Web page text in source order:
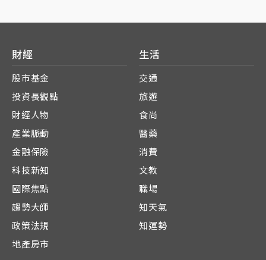
財經
股市基金
投資長觀點
財經人物
產業脈動
金融保險
科技新知
國際焦點
趨勢大師
政策法規
地產房市
生活
交通
旅遊
食尚
醫藥
消費
文教
職場
知天氣
知運勢